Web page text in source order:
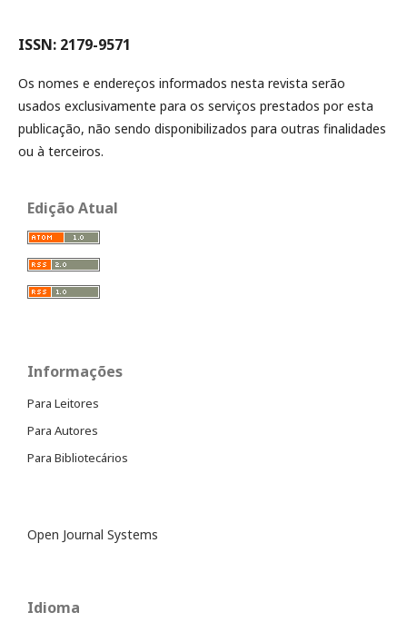
ISSN: 2179-9571
Os nomes e endereços informados nesta revista serão
usados exclusivamente para os serviços prestados por esta
publicação, não sendo disponibilizados para outras finalidades
ou à terceiros.
Edição Atual
Informações
Para Leitores
Para Autores
Para Bibliotecários
Open Journal Systems
Idioma